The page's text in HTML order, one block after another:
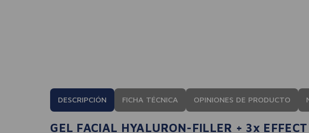
DESCRIPCIÓN FICHA TÉCNICA OPINIONES DE PRODUCTO
GEL FACIAL HYALURON-FILLER + 3x